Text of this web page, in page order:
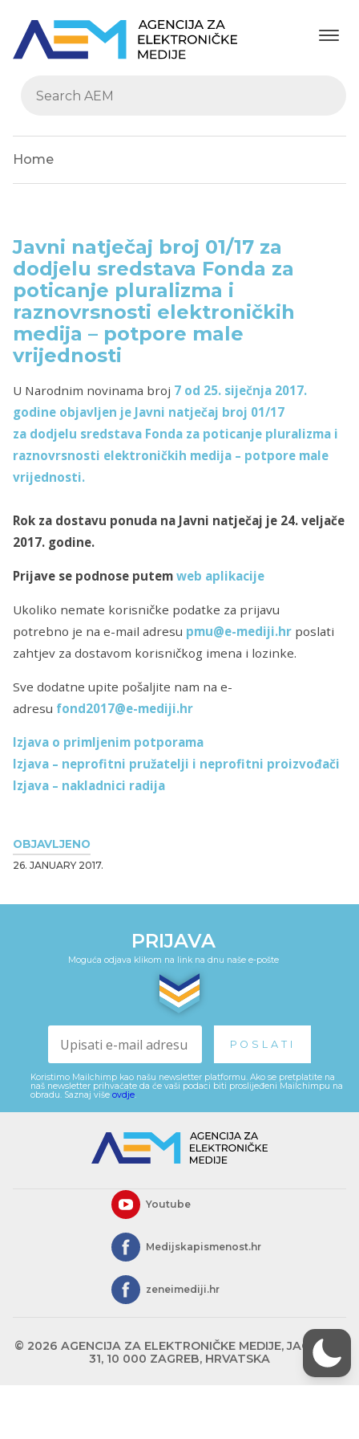
Home
OBJAVLJENO
26. JANUARY 2017.
Javni natječaj broj 01/17 za
dodjelu sredstava Fonda za
poticanje pluralizma i
raznovrsnosti elektroničkih
medija – potpore male
vrijednosti
U Narodnim novinama broj 7 od 25. siječnja 2017.
godine objavljen je Javni natječaj broj 01/17
za dodjelu sredstava Fonda za poticanje pluralizma i
raznovrsnosti elektroničkih medija – potpore male
vrijednosti.
Rok za dostavu ponuda na Javni natječaj je 24. veljače
2017. godine.
Prijave se podnose putem web aplikacije
Ukoliko nemate korisničke podatke za prijavu
potrebno je na e-mail adresu pmu@e-mediji.hr poslati
zahtjev za dostavom korisničkog imena i lozinke.
Sve dodatne upite pošaljite nam na e-
adresu fond2017@e-mediji.hr
Izjava o primljenim potporama
Izjava – neprofitni pružatelji i neprofitni proizvođači
Izjava – nakladnici radija
PRIJAVA
Moguća odjava klikom na link na dnu naše e-pošte
Koristimo Mailchimp kao našu newsletter platformu. Ako se pretplatite na
naš newsletter prihvaćate da će vaši podaci biti proslijeđeni Mailchimpu na
obradu. Saznaj više ovdje.
Youtube
Medijskapismenost.hr
zeneimediji.hr
© 2026 AGENCIJA ZA ELEKTRONIČKE MEDIJE, JAGIĆEVA
31, 10 000 ZAGREB, HRVATSKA